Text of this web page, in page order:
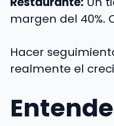
margen del 40%.
Hacer
realmente el